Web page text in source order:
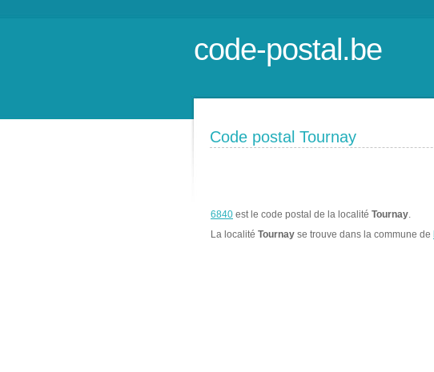
code-postal.be
Code postal Tournay
6840 est le code postal de la localité Tournay.
La localité Tournay se trouve dans la commune de